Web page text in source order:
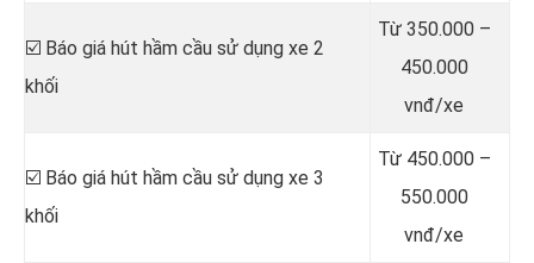
☑️ Báo giá hút hầm cầu sử dụng xe 2
khối
Từ 350.000 –
450.000
vnđ/xe
☑️ Báo giá hút hầm cầu sử dụng xe 3
khối
Từ 450.000 –
550.000
vnđ/xe